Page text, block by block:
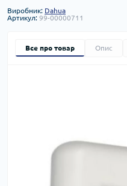
Виробник: Dahua
Артикул: 99-00000711
Все про товар Опис